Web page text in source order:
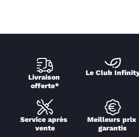
Livraison
offerte*
Le Club
Service après
vente
Meilleurs prix
garantis